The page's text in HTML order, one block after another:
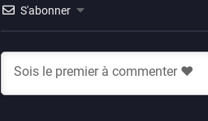
S'abonner